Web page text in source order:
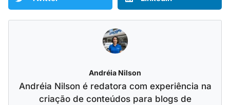
Andréia Nilson
Andréia Nilson é redatora com experiência na
criação de conteúdos para blogs de